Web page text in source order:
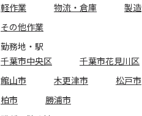
軽作業
物流・倉庫 製造
その他作業
勤務地・駅
千葉市中央区
千葉市花見川区
館山市
木更津市 松戸市
柏市
勝浦市